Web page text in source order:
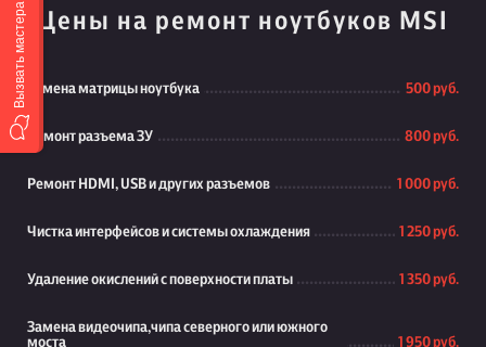
Цены на ремонт ноутбуков MSI
Замена матрицы ноутбука 500 руб.
Ремонт разъема ЗУ 800 руб.
Ремонт HDMI, USB и других разъемов 1 000 руб.
Чистка интерфейсов и системы охлаждения 1 250 руб.
Удаление окислений с поверхности платы 1 350 руб.
Замена видеочипа,чипа северного или южного
моста
1 950 руб.
Вызвать мастера